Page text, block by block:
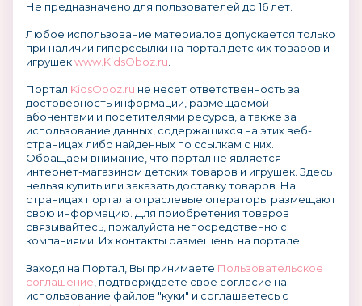
Не предназначено для пользователей до 16 лет.
Любое использование материалов допускается только
при наличии гиперссылки на портал детских товаров и
игрушекwww.KidsOboz.ru
Портал KidsOboz.ru не несет ответственность за
достоверность информации, размещаемой
абонентами и посетителями ресурса, а также за
использование данных, содержащихся на этих веб-
страницах либо найденных по ссылкам с них.
Обращаем внимание, что портал не является
интернет-магазином детских товаров и игрушек. Здесь
нельзя купить или заказать доставку товаров. На
страницах портала отраслевые операторы размещают
свою информацию. Для приобретения товаров
связывайтесь, пожалуйста непосредственно с
компаниями. Их контакты размещены на портале.
Заходя на Портал, Вы принимаете Пользовательское
соглашение , подтверждаете свое согласие на
использование файлов "куки" и соглашаетесь с